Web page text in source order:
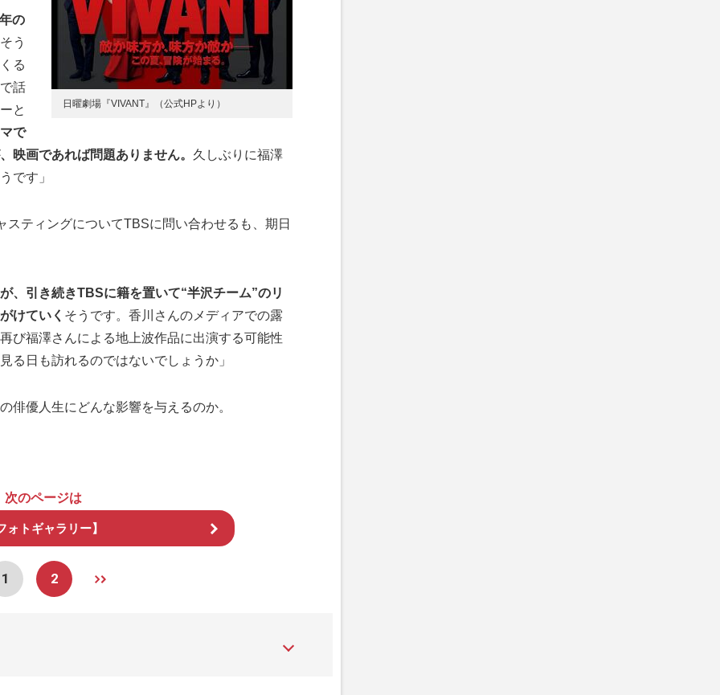
日曜劇場『VIVANT』（公式HPより）
の
そう
る
話
と
で
映画であれば問題ありません。 久しぶりに福澤
です」
ティングについてTBSに問い合わせるも、期日
、引き続きTBSに籍を置いて“半沢チーム”のリ
けていく そうです。香川さんのメディアでの露
び福澤さんによる地上波作品に出演する可能性
る日も訪れるのではないでしょうか」
優人生にどんな影響を与えるのか。
次のページは
ォトギャラリー】
1 2